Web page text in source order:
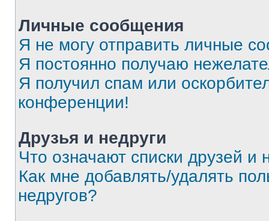
Личные сообщения
Я не могу отправить личные
Я постоянно получаю
Я получил спам или
конференции!
Друзья и недруги
Что означают списки друзей и
Как мне добавлять/удалять
недругов?